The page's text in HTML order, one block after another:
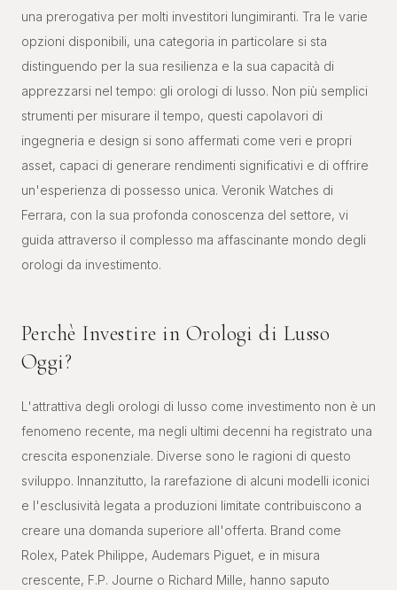
una prerogativa per molti investitori lungimiranti. Tra le varie
opzioni disponibili, una categoria in particolare si sta
distinguendo per la sua resilienza e la sua capacità di
apprezzarsi nel tempo: gli orologi di lusso. Non più semplici
strumenti per misurare il tempo, questi capolavori di
ingegneria e design si sono affermati come veri e propri
asset, capaci di generare rendimenti significativi e di offrire
un'esperienza di possesso unica. Veronik Watches di
Ferrara, con la sua profonda conoscenza del settore, vi
guida attraverso il complesso ma affascinante mondo degli
orologi da investimento.
Perchè Investire in Orologi di Lusso
Oggi?
L'attrattiva degli orologi di lusso come investimento non è un
fenomeno recente, ma negli ultimi decenni ha registrato una
crescita esponenziale. Diverse sono le ragioni di questo
sviluppo. Innanzitutto, la rarefazione di alcuni modelli iconici
e l'esclusività legata a produzioni limitate contribuiscono a
creare una domanda superiore all'offerta. Brand come
Rolex, Patek Philippe, Audemars Piguet, e in misura
crescente, F.P. Journe o Richard Mille, hanno saputo